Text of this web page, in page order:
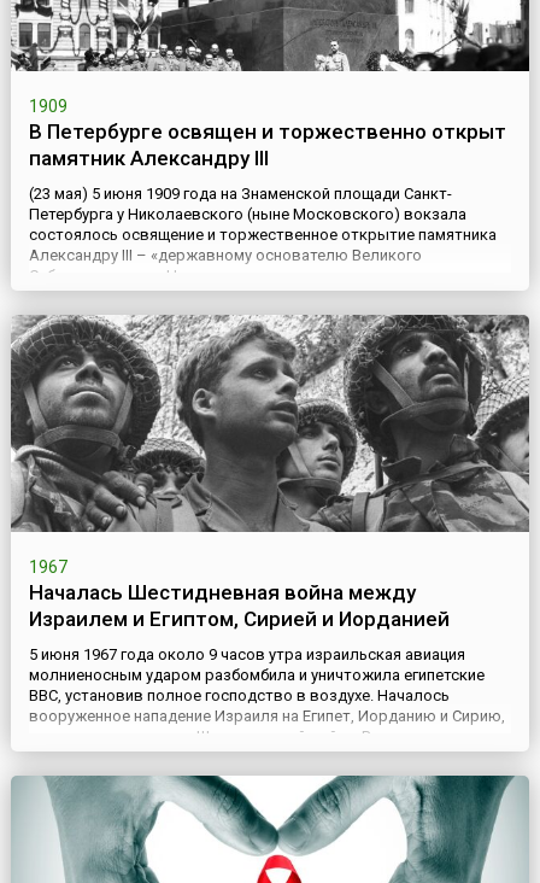
1909
В Петербурге освящен и торжественно открыт
памятник Александру III
(23 мая) 5 июня 1909 года на Знаменской площади Санкт-
Петербурга у Николаевского (ныне Московского) вокзала
состоялось освящение и торжественное открытие памятника
Александру III – «державному основателю Великого
Сибирского пути». На церемонии присутствовал император
Николай II, богослужение возглавил митрополит Антоний
(Вадковский). На площади собрался весь царский двор,
выстроились войска Петерб...
1967
Началась Шестидневная война между
Израилем и Египтом, Сирией и Иорданией
5 июня 1967 года около 9 часов утра израильская авиация
молниеносным ударом разбомбила и уничтожила египетские
ВВС, установив полное господство в воздухе. Началось
вооруженное нападение Израиля на Египет, Иорданию и Сирию,
получившее название Шестидневной войны.В результате
израильскими войсками был захвачен весь Синайский
полуостров (с выходом на восточное побережье Суэцкого
канала) и район Г...